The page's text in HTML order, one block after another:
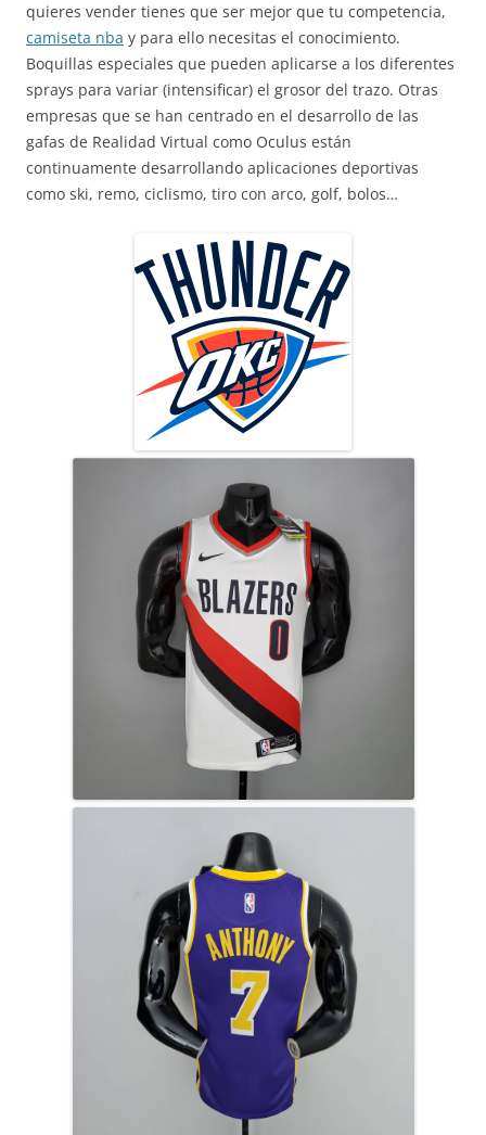
quieres vender tienes que ser mejor que tu competencia,
camiseta nba y para ello necesitas el conocimiento.
Boquillas especiales que pueden aplicarse a los diferentes
sprays para variar (intensificar) el grosor del trazo. Otras
empresas que se han centrado en el desarrollo de las
gafas de Realidad Virtual como Oculus están
continuamente desarrollando aplicaciones deportivas
como ski, remo, ciclismo, tiro con arco, golf, bolos…